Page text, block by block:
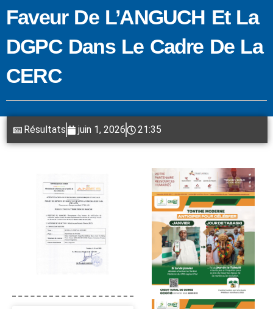
Faveur De L’ANGUCH Et La
DGPC Dans Le Cadre De La
CERC
Résultats juin 1, 2026 21:35